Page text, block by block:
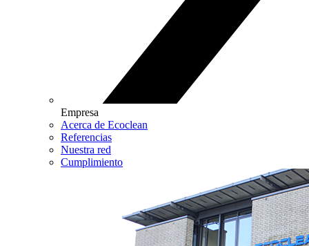
Empresa
Acerca de Ecoclean
Referencias
Nuestra red
Cumplimiento